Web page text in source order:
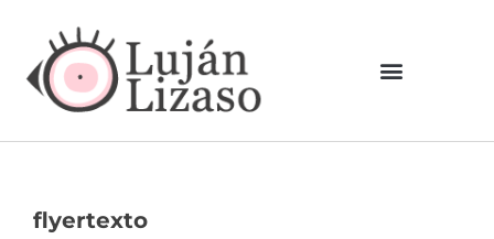
flyertexto